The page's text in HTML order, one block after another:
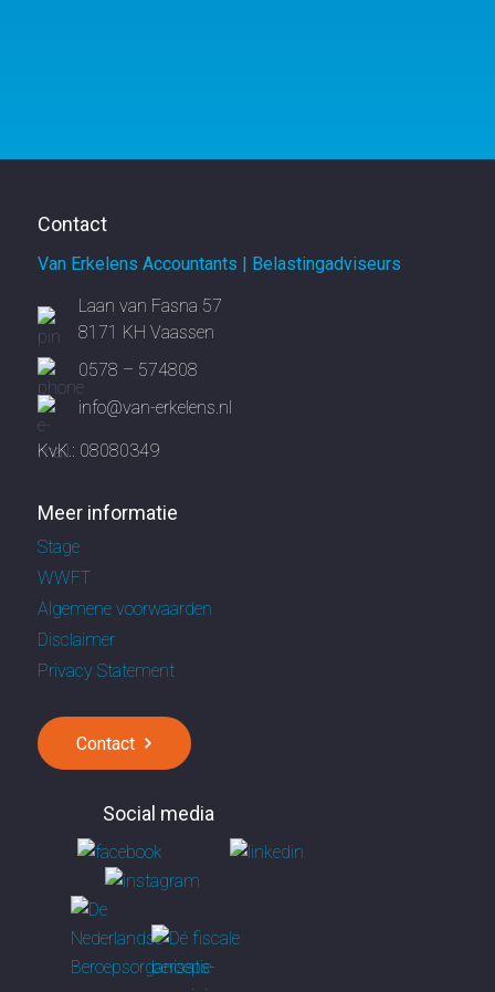
Contact
Van Erkelens Accountants | Belastingadviseurs
Laan van Fasna 57
8171 KH Vaassen
0578 – 574808
info@van-erkelens.nl
KvK.: 08080349
Meer informatie
Stage
WWFT
Algemene voorwaarden
Disclaimer
Privacy Statement
Contact
Social media